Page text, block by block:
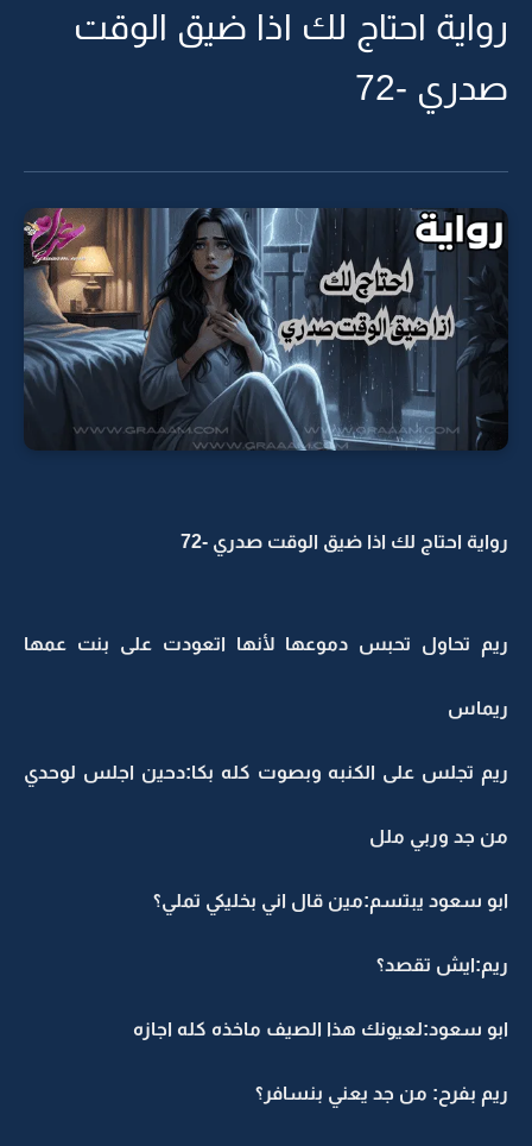
رواية احتاج لك اذا ضيق الوقت
صدري -72
رواية احتاج لك اذا ضيق الوقت صدري -72
ريم تحاول تحبس دموعها لأنها اتعودت على بنت عمها
ريماس
ريم تجلس على الكنبه وبصوت كله بكا:دحين اجلس لوحدي
من جد وربي ملل
ابو سعود يبتسم:مين قال اني بخليكي تملي؟
ريم:ايش تقصد؟
ابو سعود:لعيونك هذا الصيف ماخذه كله اجازه
ريم بفرح: من جد يعني بنسافر؟